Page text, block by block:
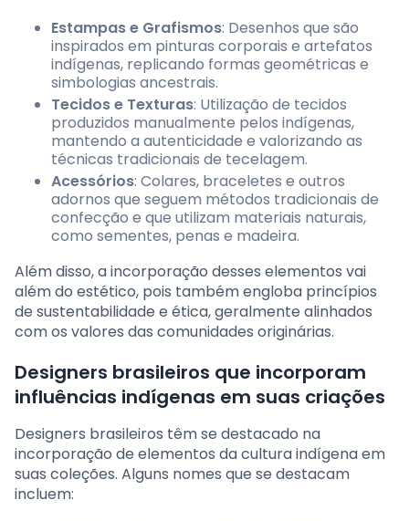
Estampas e Grafismos: Desenhos que são
inspirados em pinturas corporais e artefatos
indígenas, replicando formas geométricas e
simbologias ancestrais.
Tecidos e Texturas: Utilização de tecidos
produzidos manualmente pelos indígenas,
mantendo a autenticidade e valorizando as
técnicas tradicionais de tecelagem.
Acessórios: Colares, braceletes e outros
adornos que seguem métodos tradicionais de
confecção e que utilizam materiais naturais,
como sementes, penas e madeira.
Além disso, a incorporação desses elementos vai
além do estético, pois também engloba princípios
de sustentabilidade e ética, geralmente alinhados
com os valores das comunidades originárias.
Designers brasileiros que incorporam
influências indígenas em suas criações
Designers brasileiros têm se destacado na
incorporação de elementos da cultura indígena em
suas coleções. Alguns nomes que se destacam
incluem: